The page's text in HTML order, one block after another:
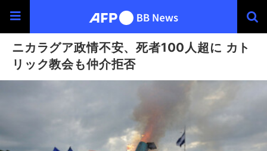
ニカラグア政情不安、死者100人超に カト
リック教会も仲介拒否